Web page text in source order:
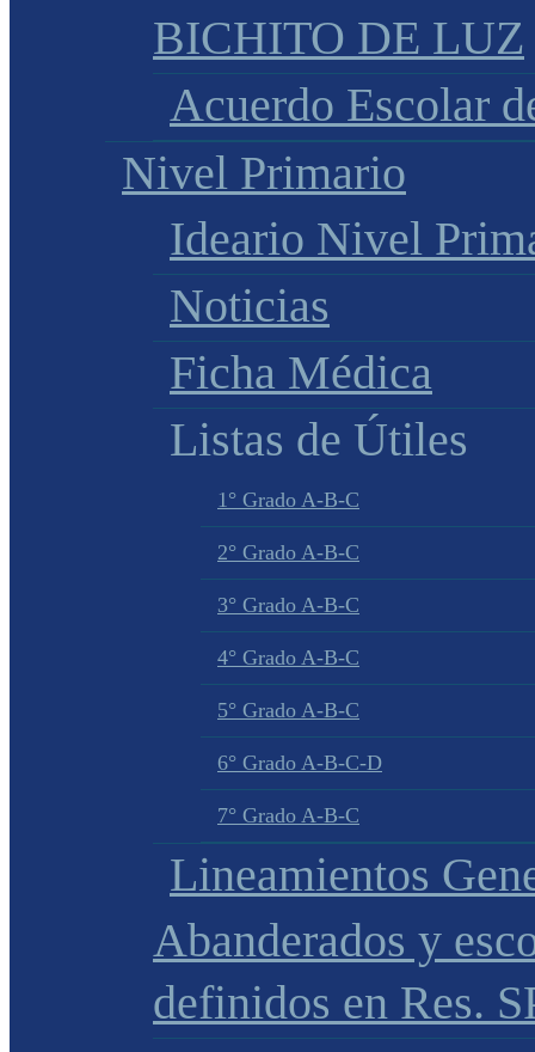
BICHITO DE LUZ
Acuerdo Escolar
Nivel Primario
Ideario Nivel
Noticias
Ficha Médica
Listas de Útiles
1° Grado A-B-C
2° Grado A-B-C
3° Grado A-B-C
4° Grado A-B-C
5° Grado A-B-C
6° Grado A-B-C-D
7° Grado A-B-C
Lineamientos
Abanderados y
definidos en Res.